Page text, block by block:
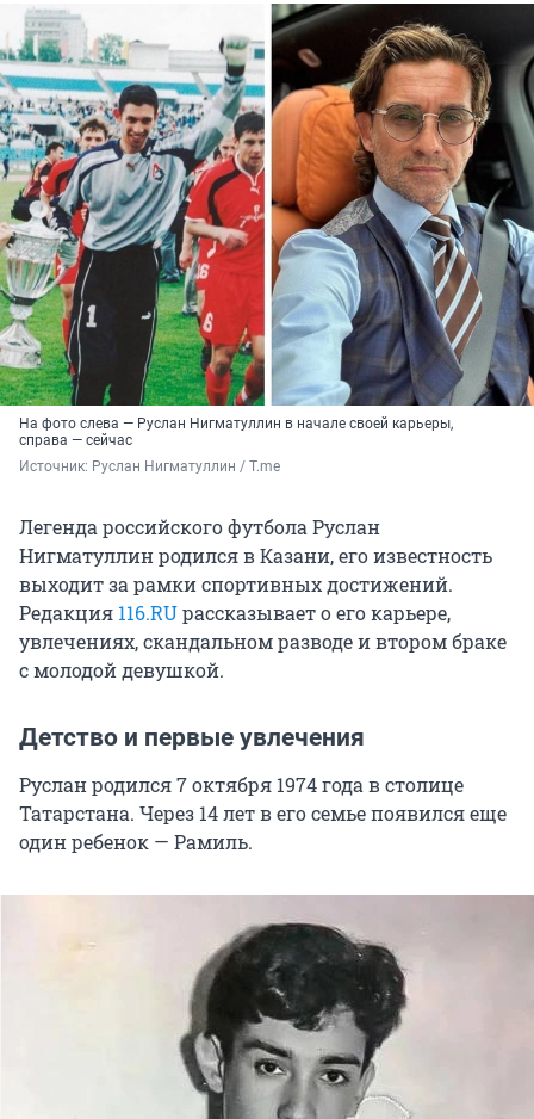
На фото слева — Руслан Нигматуллин в начале своей карьеры,
справа — сейчас
Источник: Руслан Нигматуллин / T.me
Легенда российского футбола Руслан
Нигматуллин родился в Казани, его известность
выходит за рамки спортивных достижений.
Редакция 116.RUрассказывает о его карьере,
увлечениях, скандальном разводе и втором браке
с молодой девушкой.
Детство и первые увлечения
Руслан родился 7 октября 1974 года в столице
Татарстана. Через 14 лет в его семье появился еще
один ребенок — Рамиль.